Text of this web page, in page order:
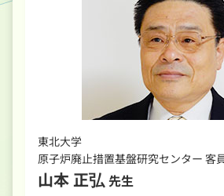
東北大学
原子炉廃止措置基盤研究センター 客
山本 正弘 先生